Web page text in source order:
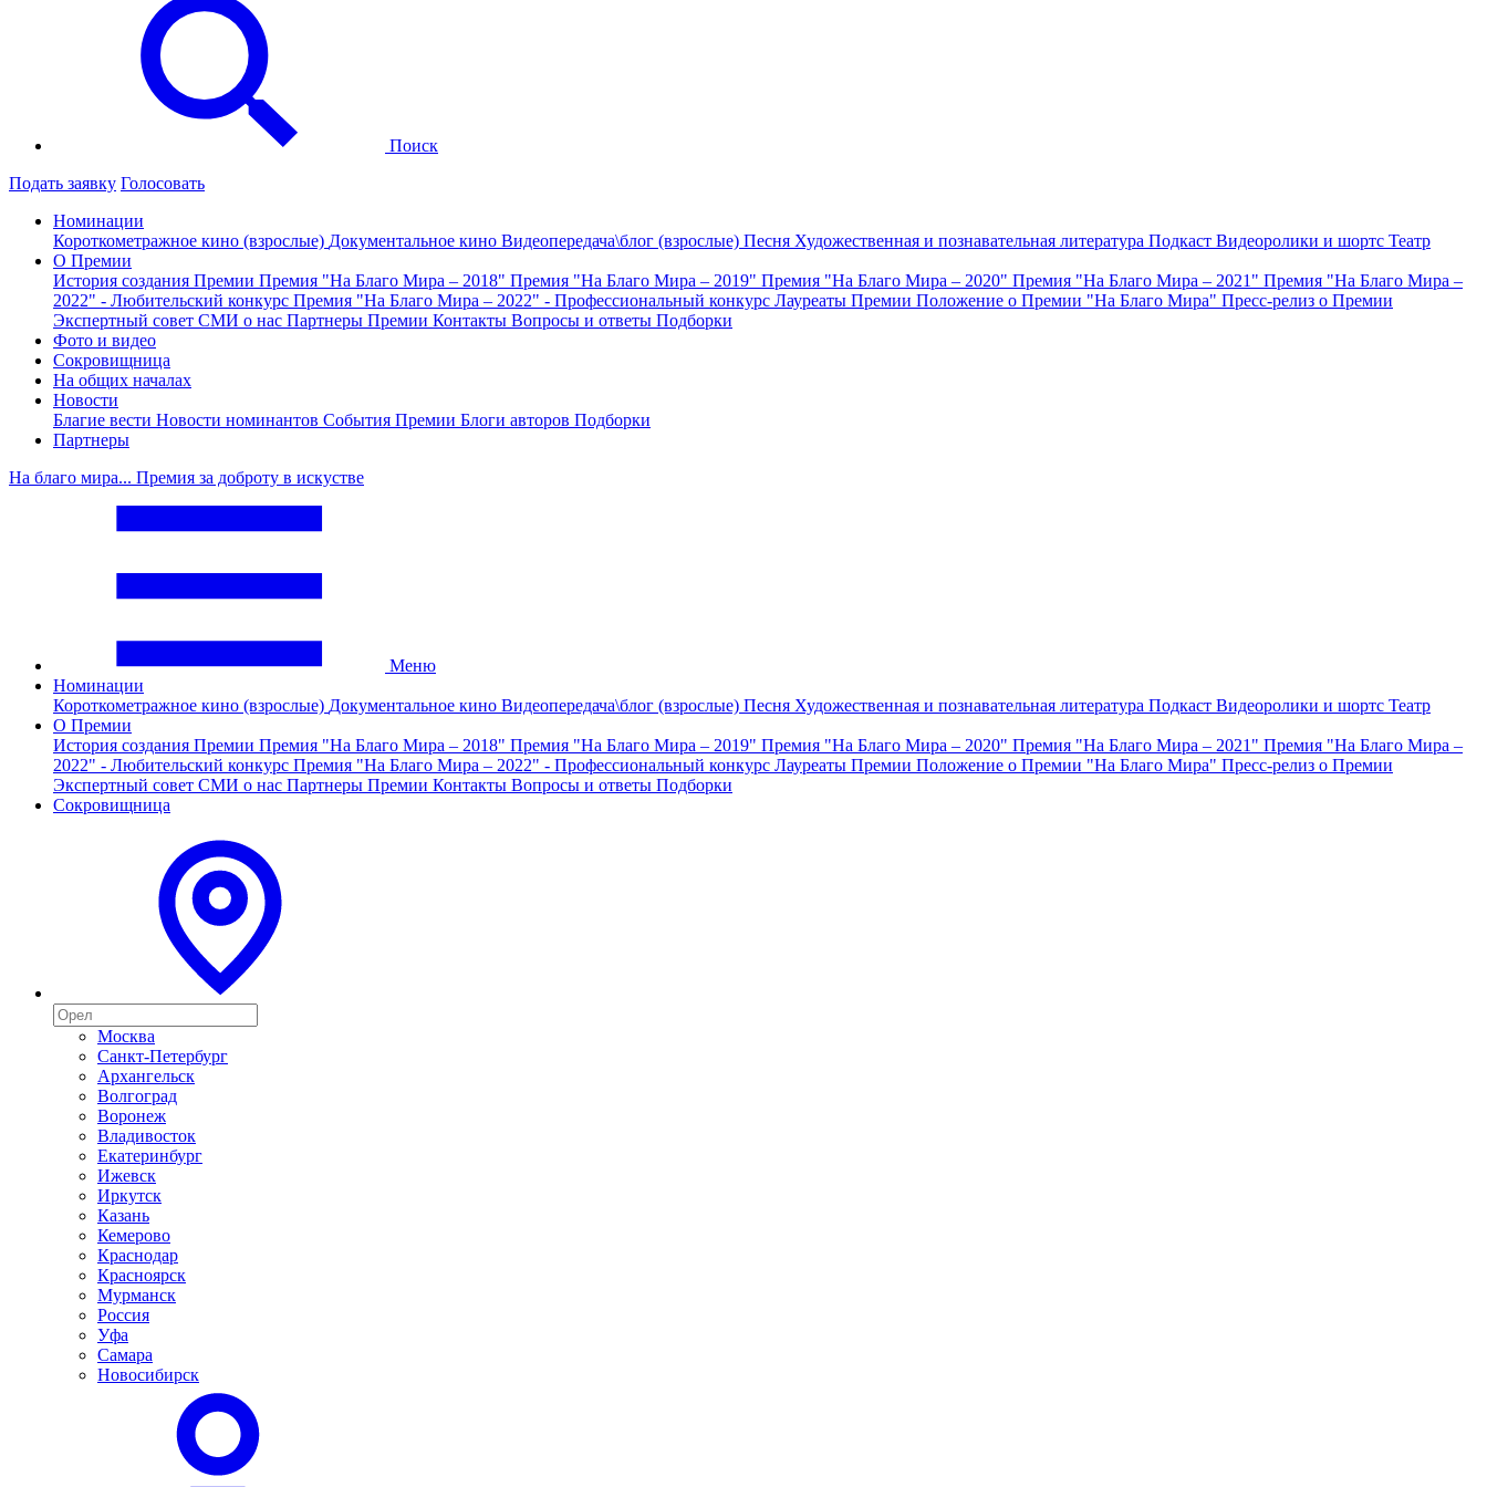
Поиск
Подать заявку Голосовать
Номинации
Короткометражное кино (взрослые) Документальное кино Видеопередача\блог (взрослые) Песня Художественная и познавательная литература Подкаст Видеоролики и шортс Театр
О Премии
История создания Премии Премия "На Благо Мира – 2018" Премия "На Благо Мира – 2019" Премия "На Благо Мира – 2020" Премия "На Благо Мира – 2021" Премия "На Благо Мира –
2022" - Любительский конкурс Премия "На Благо Мира – 2022" - Профессиональный конкурс Лауреаты Премии Положение о Премии "На Благо Мира" Пресс-релиз о Премии
Экспертный совет СМИ о нас Партнеры Премии Контакты Вопросы и ответы Подборки
Фото и видео
Сокровищница
На общих началах
Новости
Благие вести Новости номинантов События Премии Блоги авторов Подборки
Партнеры
На благо мира... Премия за доброту в искустве
Меню
Номинации
Короткометражное кино (взрослые) Документальное кино Видеопередача\блог (взрослые) Песня Художественная и познавательная литература Подкаст Видеоролики и шортс Театр
О Премии
История создания Премии Премия "На Благо Мира – 2018" Премия "На Благо Мира – 2019" Премия "На Благо Мира – 2020" Премия "На Благо Мира – 2021" Премия "На Благо Мира –
2022" - Любительский конкурс Премия "На Благо Мира – 2022" - Профессиональный конкурс Лауреаты Премии Положение о Премии "На Благо Мира" Пресс-релиз о Премии
Экспертный совет СМИ о нас Партнеры Премии Контакты Вопросы и ответы Подборки
Сокровищница
Москва
Санкт-Петербург
Архангельск
Волгоград
Воронеж
Владивосток
Екатеринбург
Ижевск
Иркутск
Казань
Кемерово
Краснодар
Красноярск
Мурманск
Россия
Уфа
Самара
Новосибирск